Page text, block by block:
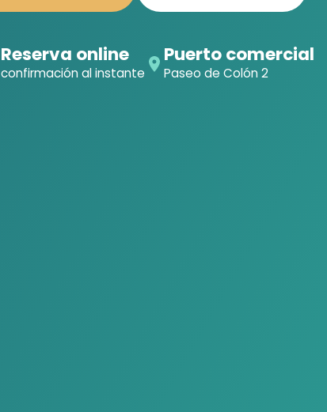
Reserva online
confirmación al instante
Puerto comercial
Paseo de Colón 2